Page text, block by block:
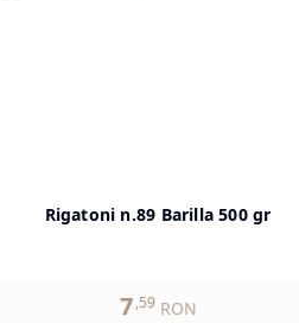
Rigatoni n.89 Barilla 500 gr
7 ,59 RON